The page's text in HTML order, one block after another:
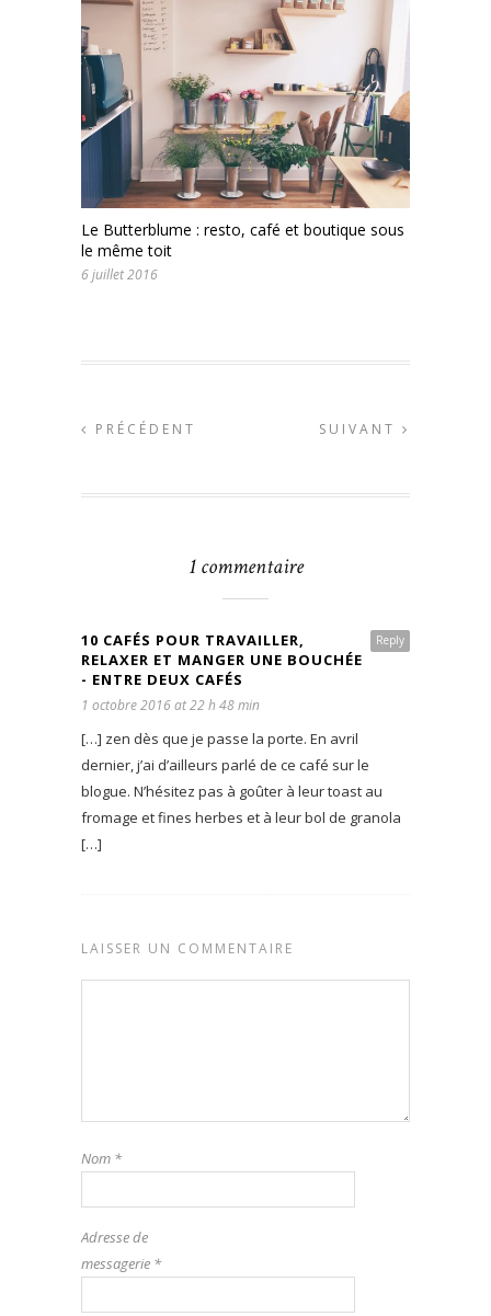
Le Butterblume : resto, café et boutique sous
le même toit
6 juillet 2016
PRÉCÉDENT SUIVANT
1 commentaire
Reply
10 CAFÉS POUR TRAVAILLER,
RELAXER ET MANGER UNE BOUCHÉE
- ENTRE DEUX CAFÉS
1 octobre 2016 at 22 h 48 min
[…] zen dès que je passe la porte. En avril
dernier, j’ai d’ailleurs parlé de ce café sur le
blogue. N’hésitez pas à goûter à leur toast au
fromage et fines herbes et à leur bol de granola
[…]
LAISSER UN COMMENTAIRE
Nom *
Adresse de
messagerie *